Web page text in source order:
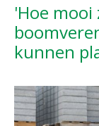
'Hoe
kunnen